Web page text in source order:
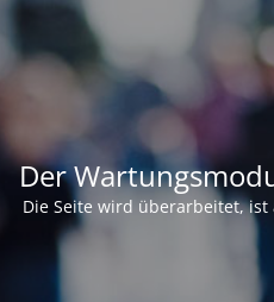
Der
Die Seite wird überarbeitet,